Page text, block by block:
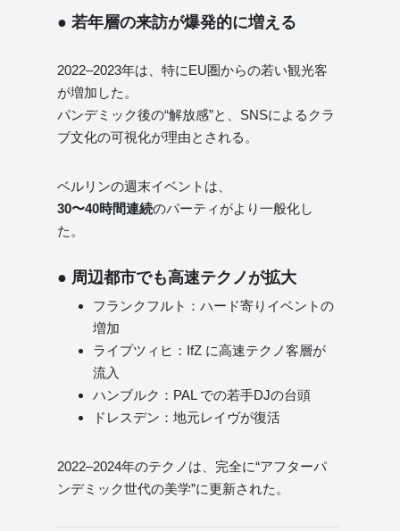
● 若年層の来訪が爆発的に増える
2022–2023年は、特にEU圏からの若い観光客
が増加した。
パンデミック後の“解放感”と、SNSによるクラ
ブ文化の可視化が理由とされる。
ベルリンの週末イベントは、
30〜40時間連続のパーティがより一般化し
た。
● 周辺都市でも高速テクノが拡大
フランクフルト：ハード寄りイベントの
増加
ライプツィヒ：IfZ に高速テクノ客層が
流入
ハンブルク：PAL での若手DJの台頭
ドレスデン：地元レイヴが復活
2022–2024年のテクノは、完全に“アフターパ
ンデミック世代の美学”に更新された。